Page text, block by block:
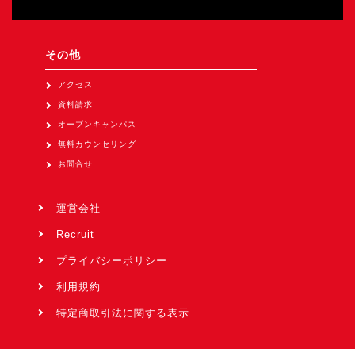
その他
アクセス
資料請求
オープンキャンパス
無料カウンセリング
お問合せ
運営会社
Recruit
プライバシーポリシー
利用規約
特定商取引法に関する表示